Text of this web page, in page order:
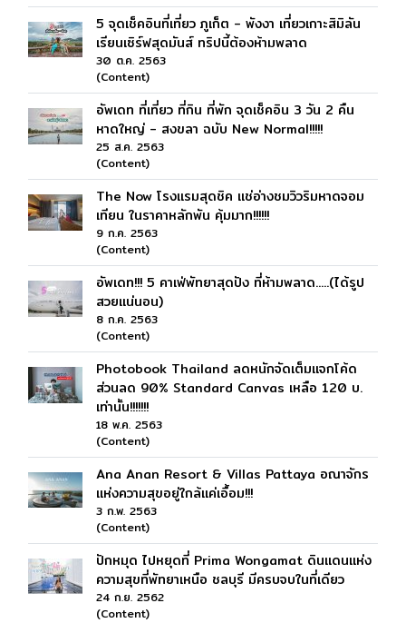
5 จุดเช็คอินที่เที่ยว ภูเก็ต - พังงา เที่ยวเกาะสิมิลัน
เรียนเซิร์ฟสุดมันส์ ทริปนี้ต้องห้ามพลาด
30 ต.ค. 2563
(Content)
อัพเดท ที่เที่ยว ที่กิน ที่พัก จุดเช็คอิน 3 วัน 2 คืน
หาดใหญ่ - สงขลา ฉบับ New Normal!!!!!
25 ส.ค. 2563
(Content)
The Now โรงแรมสุดชิค แช่อ่างชมวิวริมหาดจอม
เทียน ในราคาหลักพัน คุ้มมาก!!!!!!
9 ก.ค. 2563
(Content)
อัพเดท!!! 5 คาเฟ่พัทยาสุดปัง ที่ห้ามพลาด.....(ได้รูป
สวยแน่นอน)
8 ก.ค. 2563
(Content)
Photobook Thailand ลดหนักจัดเต็มแจกโค้ด
ส่วนลด 90% Standard Canvas เหลือ 120 บ.
เท่านั้น!!!!!!!
18 พ.ค. 2563
(Content)
Ana Anan Resort & Villas Pattaya อณาจักร
แห่งความสุขอยู่ใกล้แค่เอื้อม!!!
3 ก.พ. 2563
(Content)
ปักหมุด ไปหยุดที่ Prima Wongamat ดินแดนแห่ง
ความสุขที่พัทยาเหนือ ชลบุรี มีครบจบในที่เดียว
24 ก.ย. 2562
(Content)